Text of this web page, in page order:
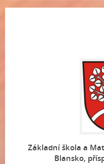
Základní škola a
Blansko,